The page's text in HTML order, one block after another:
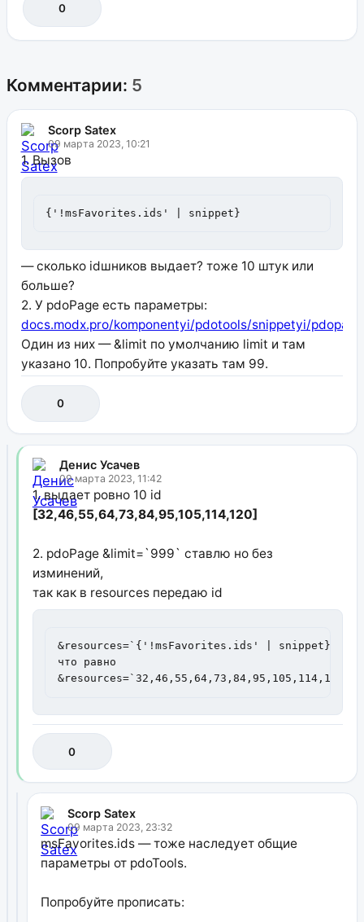
0
Комментарии: 5
Scorp Satex
09 марта 2023, 10:21
1. Вызов
{'!msFavorites.ids' | snippet}
— сколько idшников выдает? тоже 10 штук или
больше?
2. У pdoPage есть параметры:
docs.modx.pro/komponentyi/pdotools/snippetyi/pdopage
Один из них — &limit по умолчанию limit и там
указано 10. Попробуйте указать там 99.
0
Денис Усачев
09 марта 2023, 11:42
1. выдает ровно 10 id
[32,46,55,64,73,84,95,105,114,120]
2. pdoPage &limit=`999` ставлю но без
изминений,
так как в resources передаю id
&resources=`{'!msFavorites.ids' | snippet}`
что равно
&resources=`32,46,55,64,73,84,95,105,114,120`
0
Scorp Satex
09 марта 2023, 23:32
msFavorites.ids — тоже наследует общие
параметры от pdoTools.
Попробуйте прописать: